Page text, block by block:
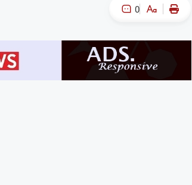
0
A-